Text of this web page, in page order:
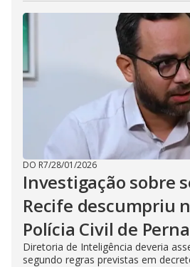
DO R7/28/01/2026
Investigação sobre
Recife descumpriu
Polícia Civil de
Diretoria de Inteligência deveria
segundo regras previstas em